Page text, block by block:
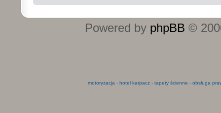
Powered by phpBB ©
motoryzacja - hotel karpacz- tapety ścienne - obsługa